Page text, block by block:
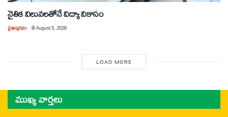
నైతిక విలువలతోనే విద్యా వికాసం
చైతన్యరధం @August 5, 2026
LOAD MORE
ముఖ్య వార్తలు